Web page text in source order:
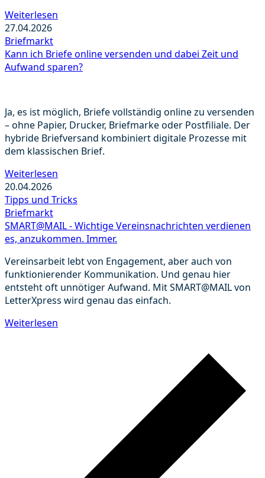
Weiterlesen
27.04.2026
Briefmarkt
Kann ich Briefe online versenden und dabei Zeit und
Aufwand sparen?
Ja, es ist möglich, Briefe vollständig online zu versenden
– ohne Papier, Drucker, Briefmarke oder Postfiliale. Der
hybride Briefversand kombiniert digitale Prozesse mit
dem klassischen Brief.
Weiterlesen
20.04.2026
Tipps und Tricks
Briefmarkt
SMART@MAIL - Wichtige Vereinsnachrichten verdienen
es, anzukommen. Immer.
Vereinsarbeit lebt von Engagement, aber auch von
funktionierender Kommunikation. Und genau hier
entsteht oft unnötiger Aufwand. Mit SMART@MAIL von
LetterXpress wird genau das einfach.
Weiterlesen